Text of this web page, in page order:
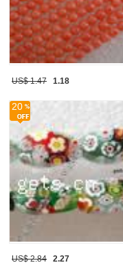
US$ 1.47 1.18
20
US$ 2.84 2.27